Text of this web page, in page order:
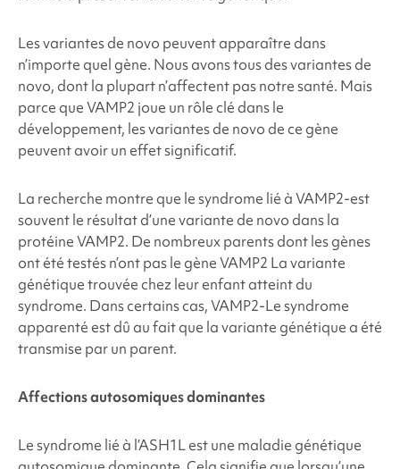
Les variantes de novo peuvent apparaître dans
n’importe quel gène. Nous avons tous des variantes de
novo, dont la plupart n’affectent pas notre santé. Mais
parce que VAMP2 joue un rôle clé dans le
développement, les variantes de novo de ce gène
peuvent avoir un effet significatif.
La recherche montre que le syndrome lié à VAMP2-est
souvent le résultat d’une variante de novo dans la
protéine VAMP2. De nombreux parents dont les gènes
ont été testés n’ont pas le gène VAMP2 La variante
génétique trouvée chez leur enfant atteint du
syndrome. Dans certains cas, VAMP2-Le syndrome
apparenté est dû au fait que la variante génétique a été
transmise par un parent.
Affections autosomiques dominantes
Lesyndrome lié à l’ASH1Lest une maladie génétique